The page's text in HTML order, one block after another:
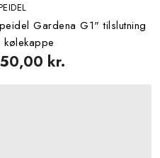
Gardena G1" tilslutning
kølekappe
kr.